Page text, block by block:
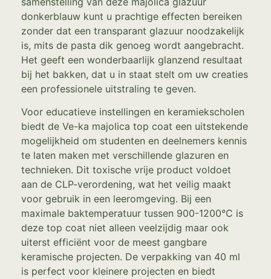
donkerblauw kunt u prachtige effecten bereiken
zonder dat een transparant glazuur noodzakelijk
is, mits de pasta dik genoeg wordt aangebracht.
Het geeft een wonderbaarlijk glanzend resultaat
bij het bakken, dat u in staat stelt om uw creaties
een professionele uitstraling te geven.
Voor educatieve instellingen en keramiekscholen
biedt de Ve-ka majolica top coat een uitstekende
mogelijkheid om studenten en deelnemers kennis
te laten maken met verschillende glazuren en
technieken. Dit toxische vrije product voldoet
aan de CLP-verordening, wat het veilig maakt
voor gebruik in een leeromgeving. Bij een
maximale baktemperatuur tussen 900-1200°C is
deze top coat niet alleen veelzijdig maar ook
uiterst efficiënt voor de meest gangbare
keramische projecten. De verpakking van 40 ml
is perfect voor kleinere projecten en biedt